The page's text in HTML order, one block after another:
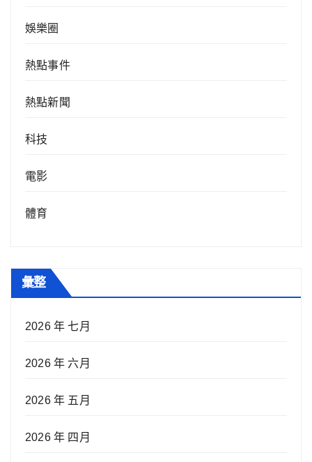
娛樂圈
熱點事件
熱點新聞
科技
電影
體育
彙整
2026 年 七月
2026 年 六月
2026 年 五月
2026 年 四月